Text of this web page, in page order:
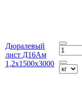
Дюралевый
лист Д16Ам
1,2х1500х3000